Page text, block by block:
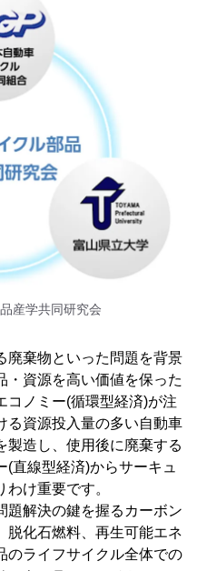
産学共同研究会
廃棄物といった問題を背景
・資源を高い価値を保った
コノミー(循環型経済)が注
る資源投入量の多い自動車
製造し、使用後に廃棄する
直線型経済)からサーキュ
け重要です。
題解決の鍵を握るカーボン
脱化石燃料、再生可能エネ
のライフサイクル全体での